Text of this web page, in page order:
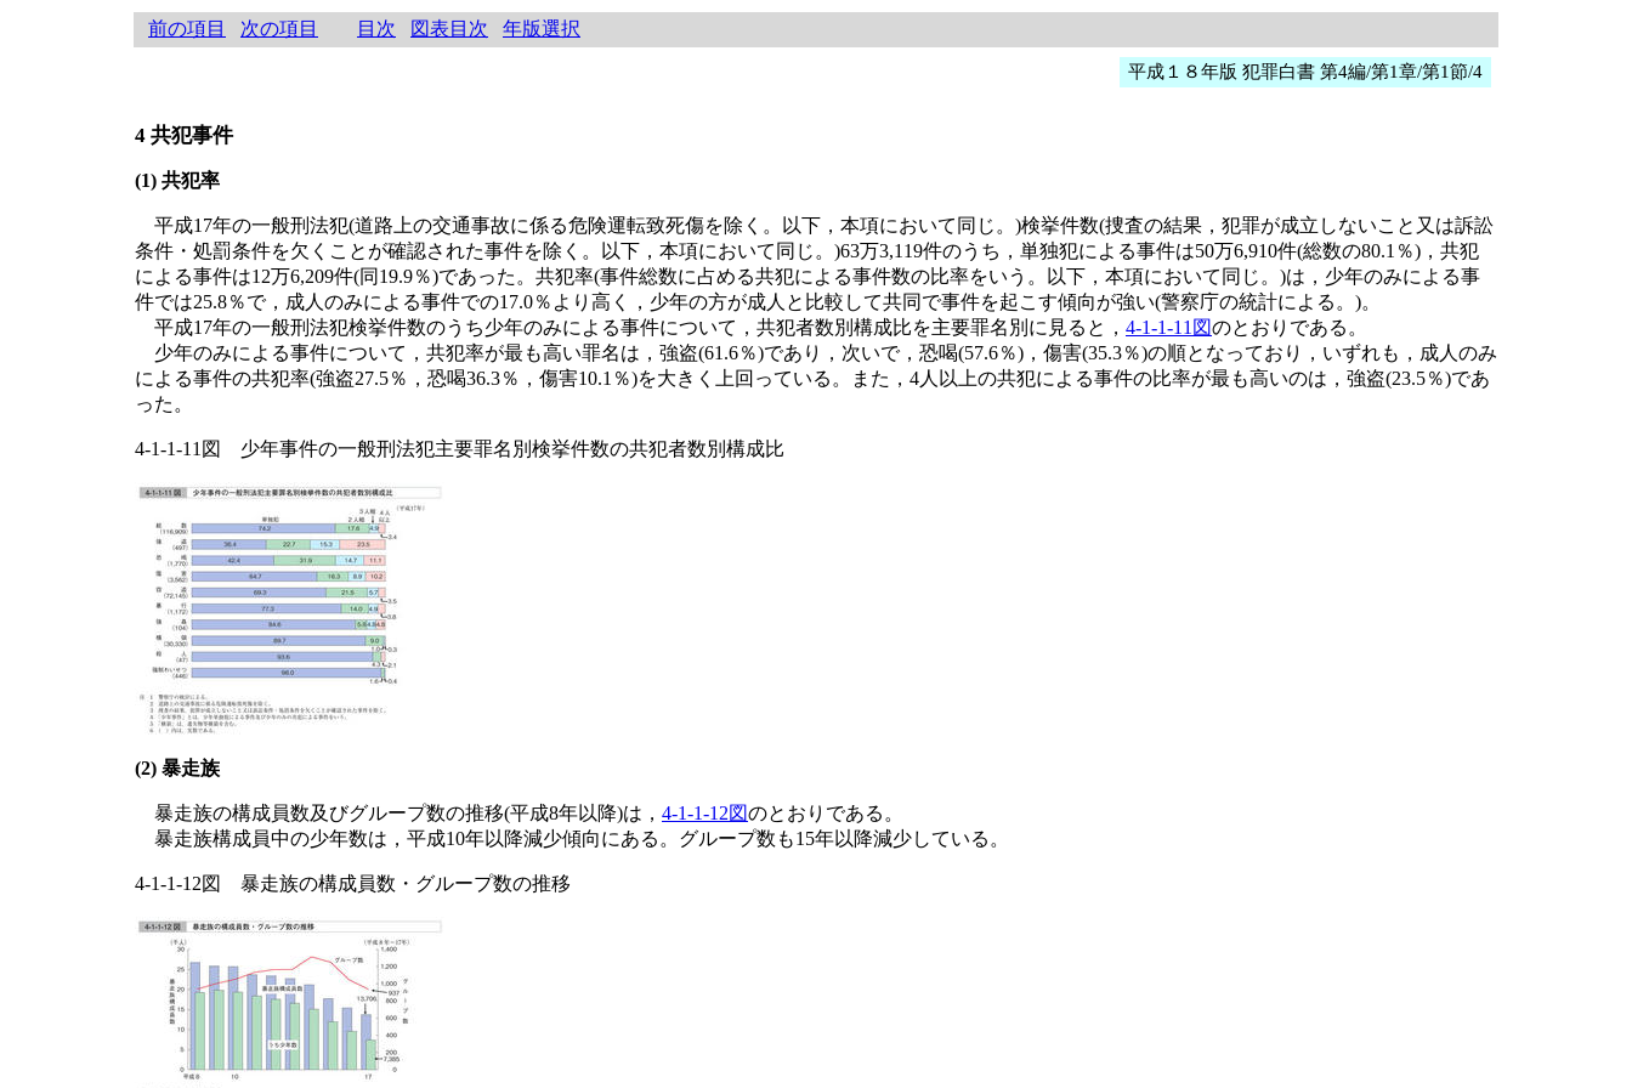
前の項目 次の項目 目次 図表目次 年版選択
平成１８年版 犯罪白書 第4編/第1章/第1節/4
4 共犯事件
(1) 共犯率
平成17年の一般刑法犯(道路上の交通事故に係る危険運転致死傷を除く。以下，本項において同じ。)検挙件数(捜査の結果，犯罪が成立しないこと又は訴訟
条件・処罰条件を欠くことが確認された事件を除く。以下，本項において同じ。)63万3,119件のうち，単独犯による事件は50万6,910件(総数の80.1％)，共犯
による事件は12万6,209件(同19.9％)であった。共犯率(事件総数に占める共犯による事件数の比率をいう。以下，本項において同じ。)は，少年のみによる事
件では25.8％で，成人のみによる事件での17.0％より高く，少年の方が成人と比較して共同で事件を起こす傾向が強い(警察庁の統計による。)。
平成17年の一般刑法犯検挙件数のうち少年のみによる事件について，共犯者数別構成比を主要罪名別に見ると， 4-1-1-11図のとおりである。
少年のみによる事件について，共犯率が最も高い罪名は，強盗(61.6％)であり，次いで，恐喝(57.6％)，傷害(35.3％)の順となっており，いずれも，成人のみ
による事件の共犯率(強盗27.5％，恐喝36.3％，傷害10.1％)を大きく上回っている。また，4人以上の共犯による事件の比率が最も高いのは，強盗(23.5％)であ
った。
4-1-1-11図 少年事件の一般刑法犯主要罪名別検挙件数の共犯者数別構成比
(2) 暴走族
暴走族の構成員数及びグループ数の推移(平成8年以降)は， 4-1-1-12図のとおりである。
暴走族構成員中の少年数は，平成10年以降減少傾向にある。グループ数も15年以降減少している。
4-1-1-12図 暴走族の構成員数・グループ数の推移